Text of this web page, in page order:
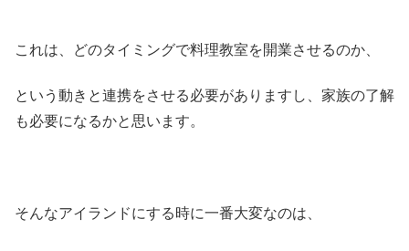
これは、どのタイミングで料理教室を開業させるのか、
という動きと連携をさせる必要がありますし、家族の了解
も必要になるかと思います。
そんなアイランドにする時に一番大変なのは、